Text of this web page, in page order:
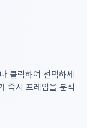
클릭하여 선택하세
즉시 프레임을 분석